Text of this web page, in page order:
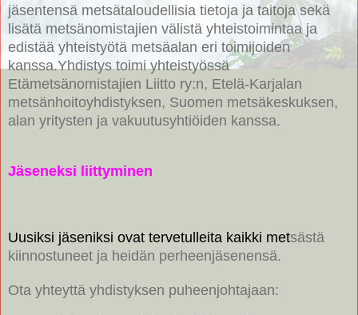
jäsentensä metsätaloudellisia tietoja ja taitoja sekä
lisätä metsänomistajien välistä yhteistoimintaa ja
edistää yhteistyötä metsäalan eri toimijoiden
kanssa.Yhdistys toimi yhteistyössä
Etämetsänomistajien Liitto ry:n, Etelä-Karjalan
metsänhoitoyhdistyksen, Suomen metsäkeskuksen,
alan yritysten ja vakuutusyhtiöiden kanssa.
Jäseneksi liittyminen
Uusiksi jäseniksi ovat tervetulleita kaikki metsästä
kiinnostuneet ja heidän perheenjäsenensä.
Ota yhteyttä yhdistyksen puheenjohtajaan: